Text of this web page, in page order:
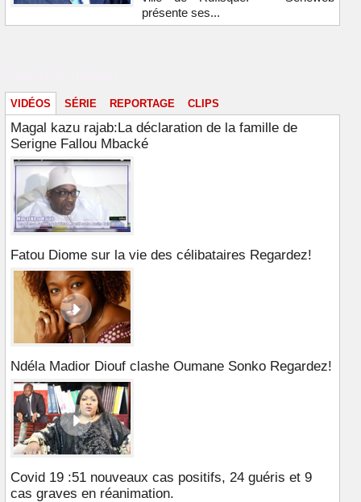
présente ses...
VIDÉOS SÉRIE REPORTAGE CLIPS
Magal kazu rajab:La déclaration de la famille de
Serigne Fallou Mbacké
Fatou Diome sur la vie des célibataires Regardez!
Ndéla Madior Diouf clashe Oumane Sonko Regardez!
Covid 19 :51 nouveaux cas positifs, 24 guéris et 9
cas graves en réanimation.